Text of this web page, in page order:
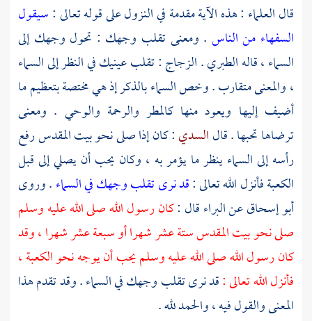
قال العلماء : هذه الآية مقدمة في النزول على قوله تعالى :سيقول
السفهاء من الناس . ومعنى تقلب وجهك : تحول وجهك إلى
السماء ، قالهالطبري.الزجاج: تقلب عينيك في النظر إلى السماء
، والمعنى متقارب . وخص السماء بالذكر إذ هي مختصة بتعظيم ما
أضيف إليها ويعود منها كالمطر والرحمة والوحي . ومعنى
ترضاها تحبها . قالالسدي: كان إذا صلى نحوبيت المقدسرفع
رأسه إلى السماء ينظر ما يؤمر به ، وكان يحب أن يصلي إلى قبل
الكعبةفأنزل الله تعالى :قد نرى تقلب وجهك في السماء. وروى
أبو إسحاقعنالبراءقال :كان رسول الله صلى الله عليه وسلم
صلى نحوبيت المقدسستة عشر شهرا أو سبعة عشر شهرا ، وقد
كان رسول الله صلى الله عليه وسلم يحب أن يوجه نحو الكعبة ،
فأنزل الله تعالى :قد نرى تقلب وجهك في السماء . وقد تقدم هذا
المعنى والقول فيه ، والحمد لله .